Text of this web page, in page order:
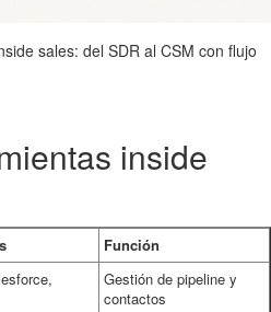
sales: del SDR al CSM con flujo
inside
Función
Gestión de pipeline y
contactos